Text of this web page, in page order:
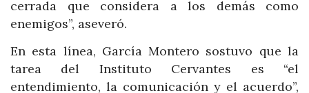
cerrada que considera a los demás como
enemigos”, aseveró.
En esta línea, García Montero sostuvo que la
tarea del Instituto Cervantes es “el
entendimiento, la comunicación y el acuerdo”,